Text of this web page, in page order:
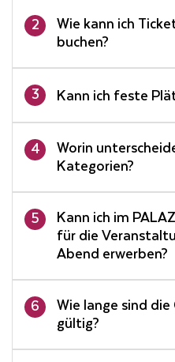
2
Wie kann ich
buchen?
3 Kann ich feste
4
Worin
Kategorien?
5
Kann ich im
für die
Abend erwerben?
6
Wie lange sind die
gültig?